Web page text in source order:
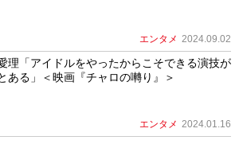
エンタメ 2024.09.02
理「アイドルをやったからこそできる演技が
ある」＜映画『チャロの囀り』＞
エンタメ 2024.01.16